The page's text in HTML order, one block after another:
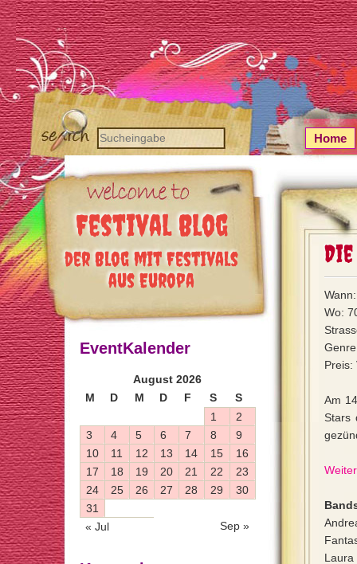
Festival Blog
der Blog mit Festivals
aus Europa
Home
Wo:
Preis:
Am
Stars
Laura
EventKalender
August 2026
M
D M D F S S
« Jul Sep »
1
2
3
4 5 6 7 8
9
10
11 12 13 14 15
16
17
18 19 20 21 22
23
24
25 26 27 28 29
30
31